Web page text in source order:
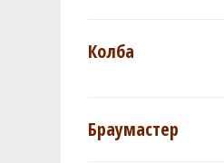
Колба
Браумастер